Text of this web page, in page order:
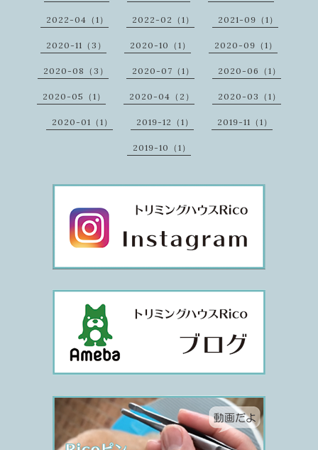
2022-04（1） 2022-02（1） 2021-09（1）
2020-11（3） 2020-10（1） 2020-09（1）
2020-08（3） 2020-07（1） 2020-06（1）
2020-05（1） 2020-04（2） 2020-03（1）
2020-01（1） 2019-12（1） 2019-11（1）
2019-10（1）